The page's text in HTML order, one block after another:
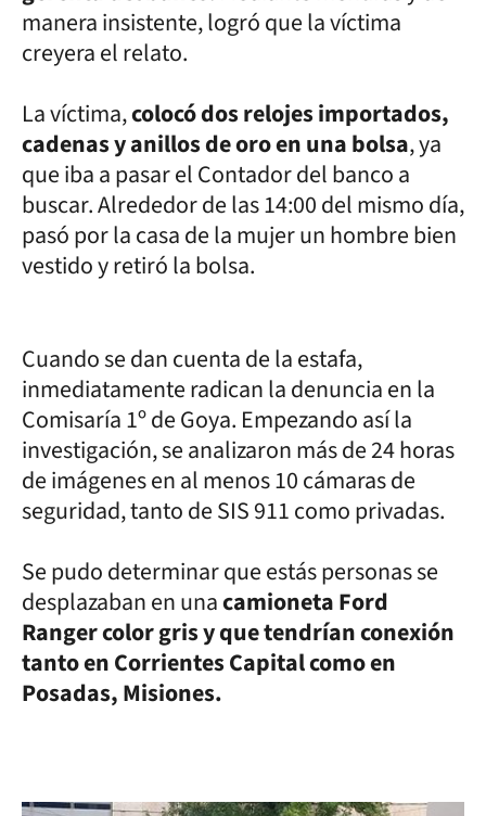
manera insistente, logró que la víctima
creyera el relato.
La víctima,colocó dos relojes importados,
cadenas y anillos de oro en una bolsa, ya
que iba a pasar el Contador del banco a
buscar. Alrededor de las 14:00 del mismo día,
pasó por la casa de la mujer un hombre bien
vestido y retiró la bolsa.
Cuando se dan cuenta de la estafa,
inmediatamente radican la denuncia en la
Comisaría 1º de Goya. Empezando así la
investigación, se analizaron más de 24 horas
de imágenes en al menos 10 cámaras de
seguridad, tanto de SIS 911 como privadas.
Se pudo determinar que estás personas se
desplazaban en unacamioneta Ford
Ranger color gris y que tendrían conexión
tanto en Corrientes Capital como en
Posadas, Misiones.